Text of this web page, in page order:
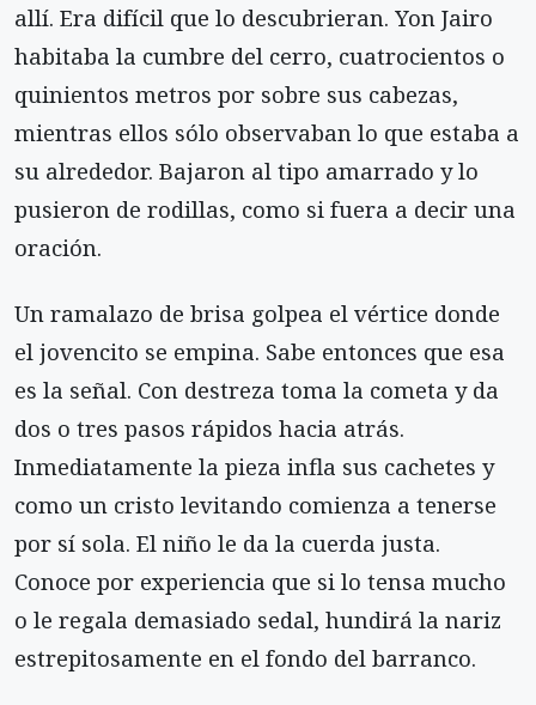
allí. Era difícil que lo descubrieran. Yon Jairo
habitaba la cumbre del cerro, cuatrocientos o
quinientos metros por sobre sus cabezas,
mientras ellos sólo observaban lo que estaba a
su alrededor. Bajaron al tipo amarrado y lo
pusieron de rodillas, como si fuera a decir una
oración.
Un ramalazo de brisa golpea el vértice donde
el jovencito se empina. Sabe entonces que esa
es la señal. Con destreza toma la cometa y da
dos o tres pasos rápidos hacia atrás.
Inmediatamente la pieza infla sus cachetes y
como un cristo levitando comienza a tenerse
por sí sola. El niño le da la cuerda justa.
Conoce por experiencia que si lo tensa mucho
o le regala demasiado sedal, hundirá la nariz
estrepitosamente en el fondo del barranco.